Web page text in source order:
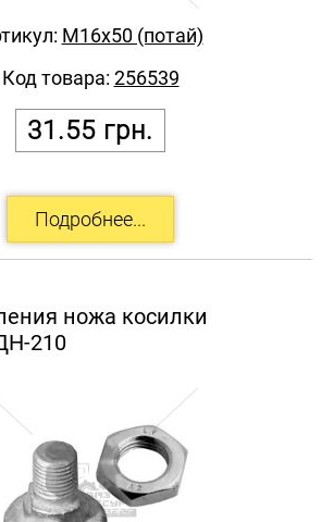
31.55 грн.
М16х50 (потай)
Код товара: 256539
ножа косилки
210